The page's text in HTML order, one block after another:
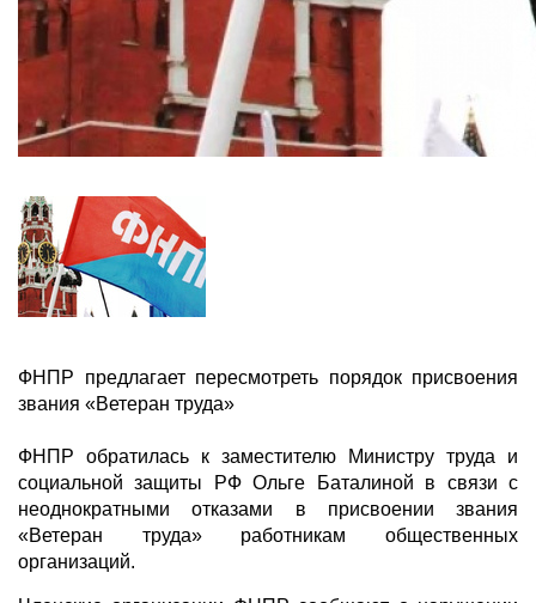
ФНПР предлагает пересмотреть порядок присвоения
звания «Ветеран труда»
ФНПР обратилась к заместителю Министру труда и
социальной защиты РФ Ольге Баталиной в связи с
неоднократными отказами в присвоении звания
«Ветеран труда» работникам общественных
организаций.